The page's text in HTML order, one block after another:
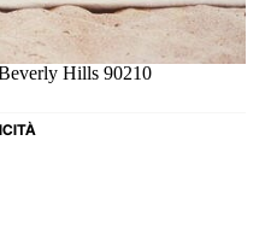
Hills 90210